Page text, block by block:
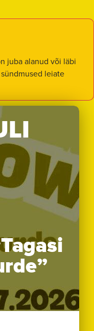
juba alanud või läbi
leiate